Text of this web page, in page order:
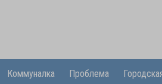
Коммуналка Проблема